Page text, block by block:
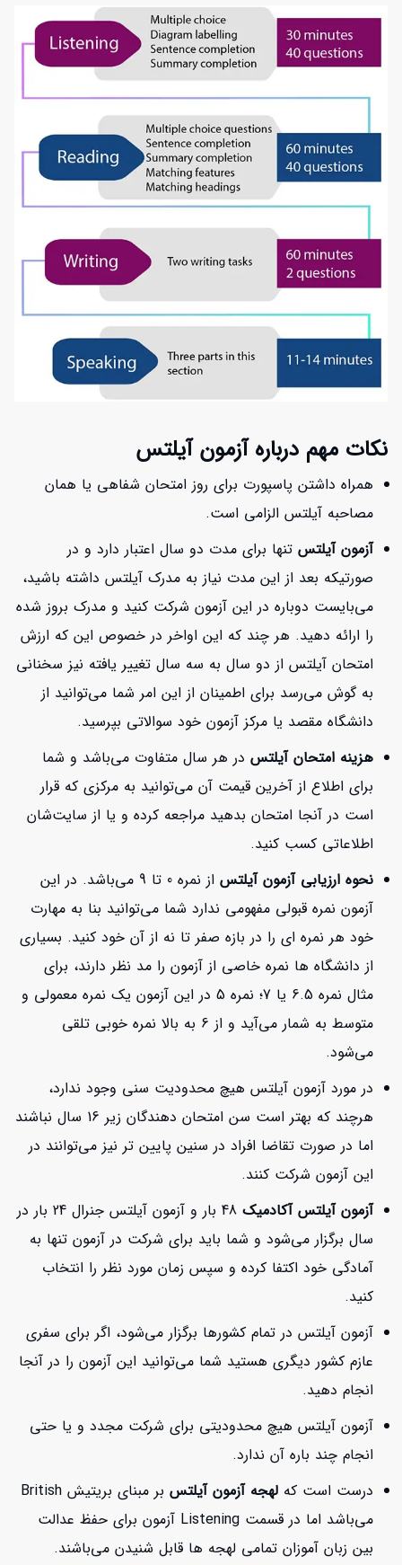
نکات مهم درباره آزمون آیلتس
همراه داشتن پاسپورت برای روز امتحان شفاهی یا همان
مصاحبه آیلتس الزامی است.
آزمون آیلتس تنها برای مدت دو سال اعتبار دارد و در
صورتیکه بعد از این مدت نیاز به مدرک آیلتس داشته باشید،
می‌بایست دوباره در این آزمون شرکت کنید و مدرک بروز شده
را ارائه دهید. هر چند که این اواخر در خصوص این که ارزش
امتحان آیلتس از دو سال به سه سال تغییر یافته نیز سخنانی
به گوش می‌رسد برای اطمینان از این امر شما می‌توانید از
دانشگاه مقصد یا مرکز آزمون خود سوالاتی بپرسید.
هزینه امتحان آیلتس در هر سال متفاوت می‌باشد و شما
برای اطلاع از آخرین قیمت آن می‌توانید به مرکزی که قرار
است در آنجا امتحان بدهید مراجعه کرده و یا از سایت‌شان
اطلاعاتی کسب کنید.
نحوه ارزیابی آزمون آیلتس
از نمره 0 تا 9 می‌باشد. در این
آزمون نمره قبولی مفهومی ندارد شما می‌توانید بنا به مهارت
خود هر نمره ای را در بازه صفر تا نه از آن خود کنید. بسیاری
از دانشگاه ها نمره خاصی از آزمون را مد نظر دارند، برای
مثال نمره 6.5 یا 7؛ نمره 5 در این آزمون یک نمره معمولی و
متوسط به شمار می‌آید و از 6 به بالا نمره خوبی تلقی
می‌شود.
در مورد آزمون آیلتس هیچ محدودیت سنی وجود ندارد،
هرچند که بهتر است سن امتحان دهندگان زیر 16 سال نباشند
اما در صورت تقاضا افراد در سنین پایین تر نیز می‌توانند در
این آزمون شرکت کنند.
آزمون آیلتس آکادمیک
48 بار و آزمون آیلتس جنرال 24 بار در
سال برگزار می‌شود و شما باید برای شرکت در آزمون تنها به
آمادگی خود اکتفا کرده و سپس زمان مورد نظر را انتخاب
کنید.
آزمون آیلتس در تمام کشورها برگزار می‌شود، اگر برای سفری
عازم کشور دیگری هستید شما می‌توانید این آزمون را در آنجا
انجام دهید.
آزمون آیلتس هیچ محدودیتی برای شرکت مجدد و یا حتی
انجام چند باره آن ندارد.
درست است که لهجه آزمون آیلتس
بر مبنای بریتیش British
می‌باشد اما در قسمت Listening آزمون برای حفظ عدالت
بین زبان آموزان تمامی لهجه ها قابل شنیدن می‌باشند.